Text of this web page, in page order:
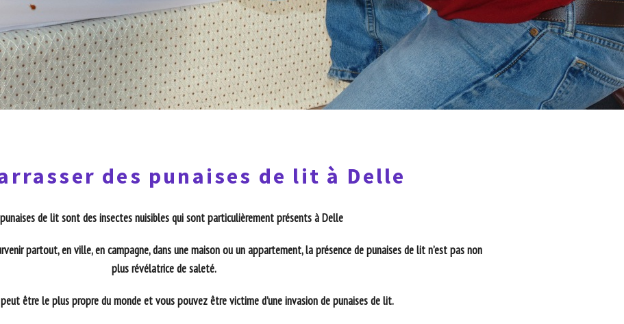
des punaises de lit à Delle
de lit sont des insectes nuisibles qui sont particulièrement présents à Delle
partout, en ville, en campagne, dans une maison ou un appartement, la présence de punaises de lit n’est pas non
plus révélatrice de saleté.
être le plus propre du monde et vous pouvez être victime d’une invasion de punaises de lit.